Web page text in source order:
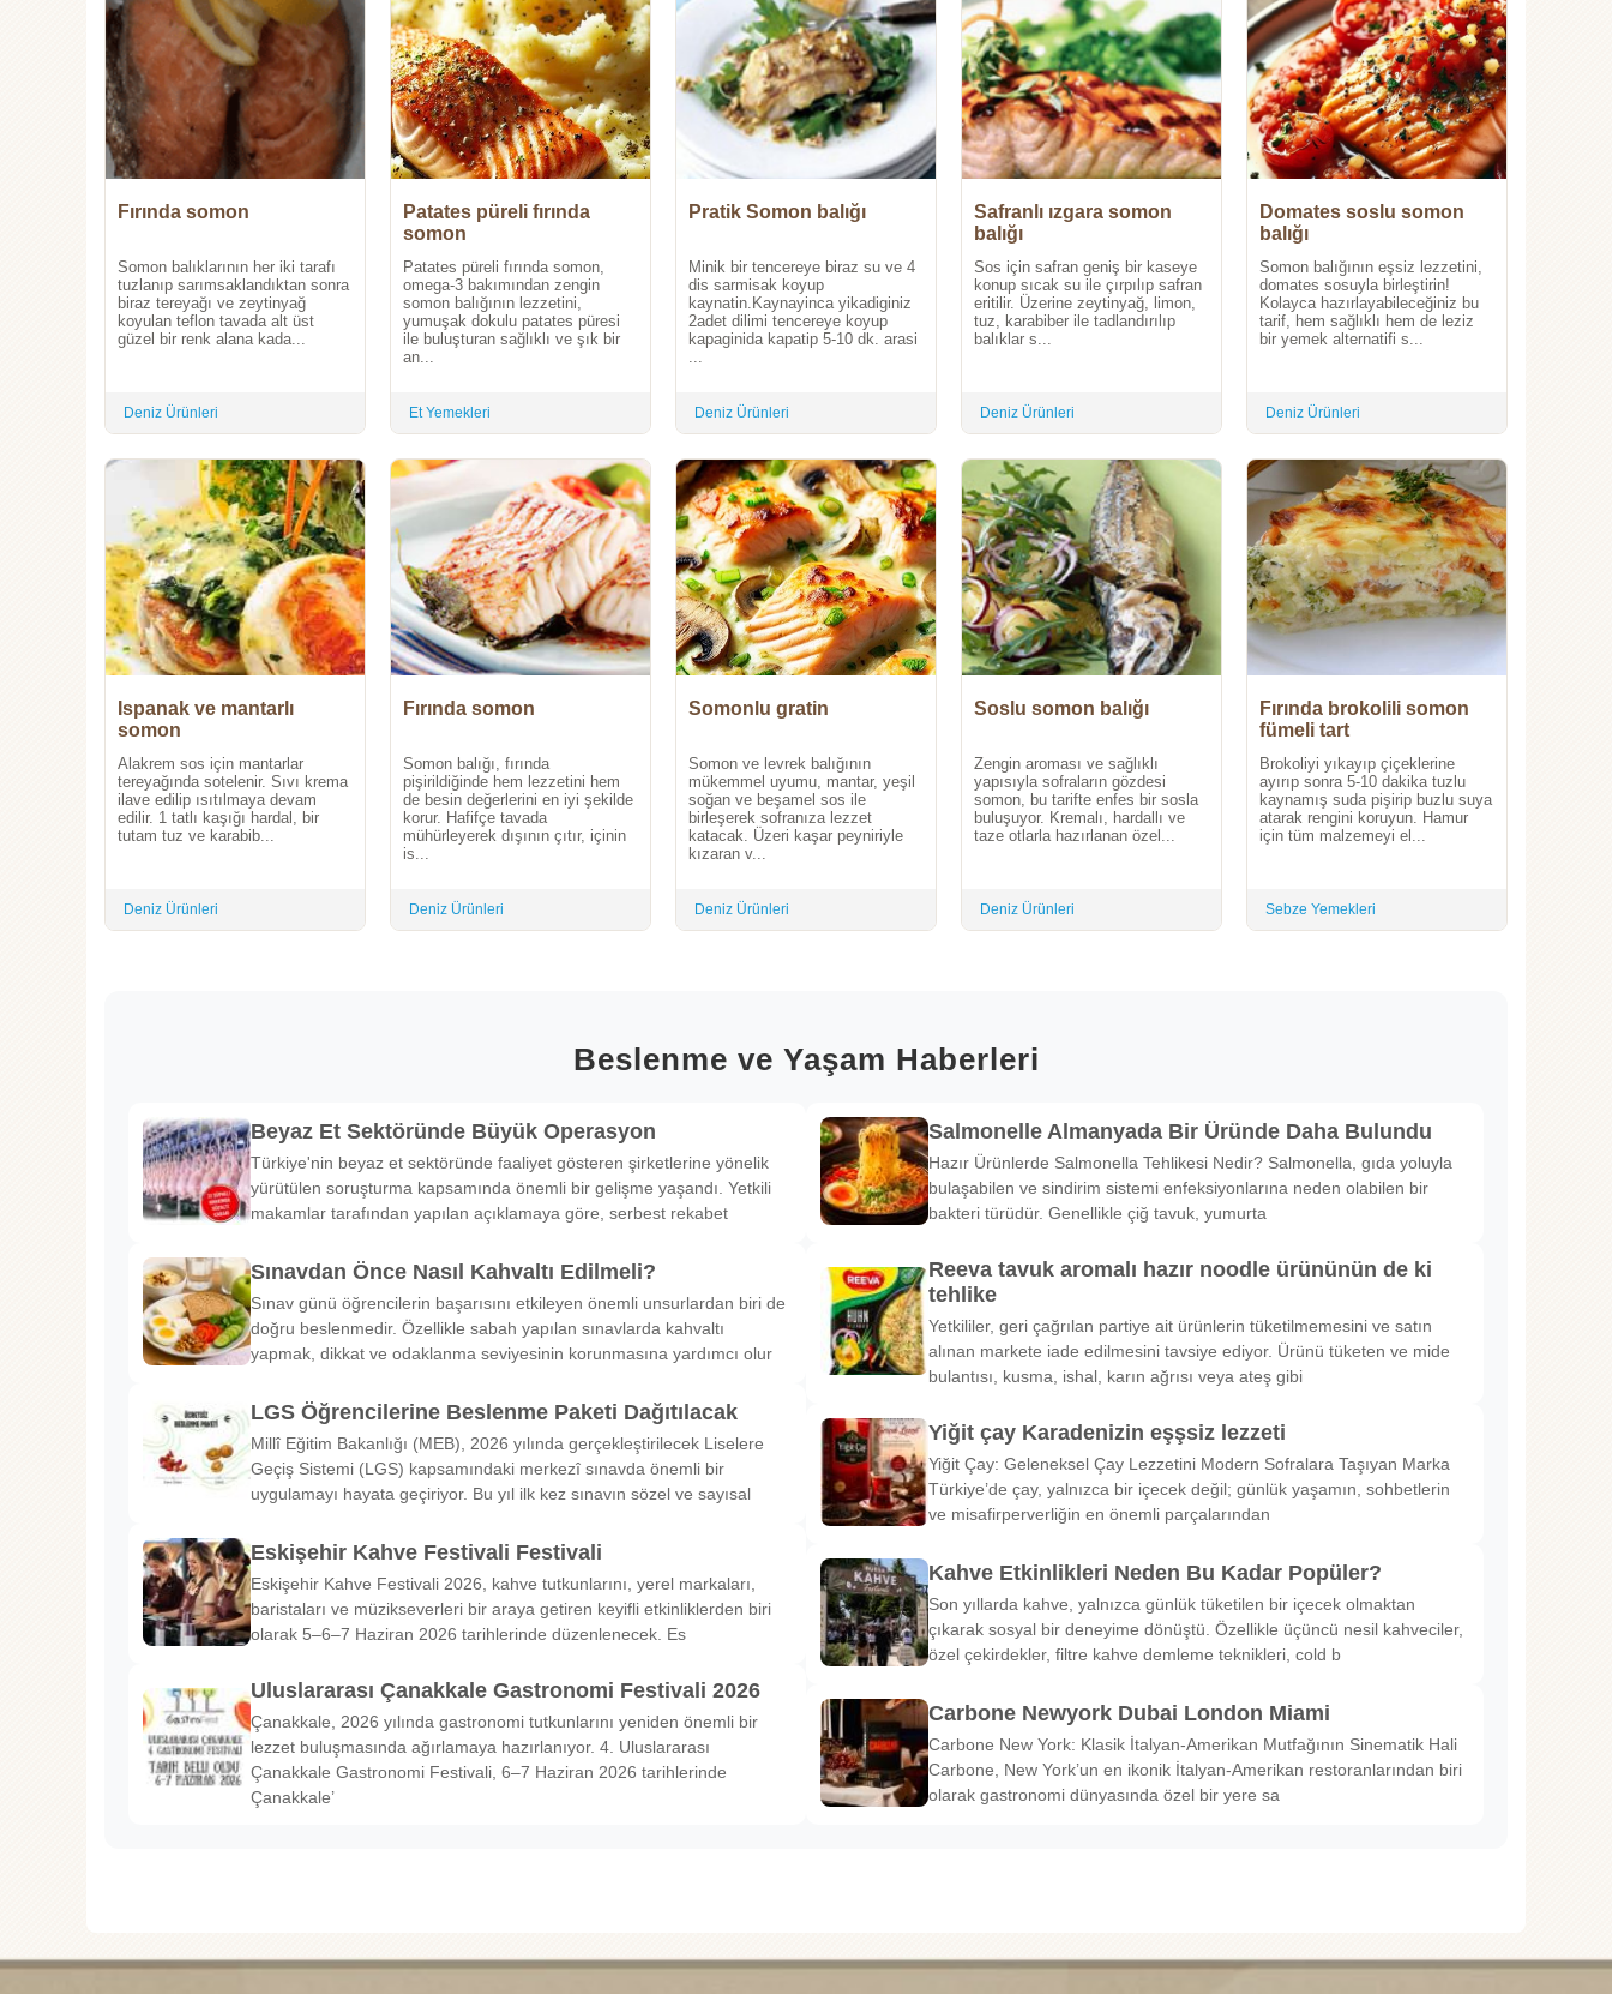
Fırında somon
Somon balıklarının her iki tarafı
tuzlanıp sarımsaklandıktan sonra
biraz tereyağı ve zeytinyağ
koyulan teflon tavada alt üst
güzel bir renk alana kada...
Deniz Ürünleri
Patates püreli fırında
somon
Patates püreli fırında somon,
omega-3 bakımından zengin
somon balığının lezzetini,
yumuşak dokulu patates püresi
ile buluşturan sağlıklı ve şık bir
an...
Et Yemekleri
Pratik Somon balığı
Minik bir tencereye biraz su ve 4
dis sarmisak koyup
kaynatin.Kaynayinca yikadiginiz
2adet dilimi tencereye koyup
kapaginida kapatip 5-10 dk. arasi
...
Deniz Ürünleri
Safranlı ızgara somon
balığı
Sos için safran geniş bir kaseye
konup sıcak su ile çırpılıp safran
eritilir. Üzerine zeytinyağ, limon,
tuz, karabiber ile tadlandırılıp
balıklar s...
Deniz Ürünleri
Domates soslu somon
balığı
Somon balığının eşsiz lezzetini,
domates sosuyla birleştirin!
Kolayca hazırlayabileceğiniz bu
tarif, hem sağlıklı hem de leziz
bir yemek alternatifi s...
Deniz Ürünleri
Ispanak ve mantarlı
somon
Alakrem sos için mantarlar
tereyağında sotelenir. Sıvı krema
ilave edilip ısıtılmaya devam
edilir. 1 tatlı kaşığı hardal, bir
tutam tuz ve karabib...
Deniz Ürünleri
Fırında somon
Somon balığı, fırında
pişirildiğinde hem lezzetini hem
de besin değerlerini en iyi şekilde
korur. Hafifçe tavada
mühürleyerek dışının çıtır, içinin
is...
Deniz Ürünleri
Somonlu gratin
Somon ve levrek balığının
mükemmel uyumu, mantar, yeşil
soğan ve beşamel sos ile
birleşerek sofranıza lezzet
katacak. Üzeri kaşar peyniriyle
kızaran v...
Deniz Ürünleri
Soslu somon balığı
Zengin aroması ve sağlıklı
yapısıyla sofraların gözdesi
somon, bu tarifte enfes bir sosla
buluşuyor. Kremalı, hardallı ve
taze otlarla hazırlanan özel...
Deniz Ürünleri
Fırında brokolili somon
fümeli tart
Brokoliyi yıkayıp çiçeklerine
ayırıp sonra 5-10 dakika tuzlu
kaynamış suda pişirip buzlu suya
atarak rengini koruyun. Hamur
için tüm malzemeyi el...
Sebze Yemekleri
Beslenme ve Yaşam Haberleri
Beyaz Et Sektöründe Büyük Operasyon
Türkiye'nin beyaz et sektöründe faaliyet gösteren şirketlerine yönelik
yürütülen soruşturma kapsamında önemli bir gelişme yaşandı. Yetkili
makamlar tarafından yapılan açıklamaya göre, serbest rekabet
Sınavdan Önce Nasıl Kahvaltı Edilmeli?
Sınav günü öğrencilerin başarısını etkileyen önemli unsurlardan biri de
doğru beslenmedir. Özellikle sabah yapılan sınavlarda kahvaltı
yapmak, dikkat ve odaklanma seviyesinin korunmasına yardımcı olur
LGS Öğrencilerine Beslenme Paketi Dağıtılacak
Millî Eğitim Bakanlığı (MEB), 2026 yılında gerçekleştirilecek Liselere
Geçiş Sistemi (LGS) kapsamındaki merkezî sınavda önemli bir
uygulamayı hayata geçiriyor. Bu yıl ilk kez sınavın sözel ve sayısal
Eskişehir Kahve Festivali Festivali
Eskişehir Kahve Festivali 2026, kahve tutkunlarını, yerel markaları,
baristaları ve müzikseverleri bir araya getiren keyifli etkinliklerden biri
olarak 5–6–7 Haziran 2026 tarihlerinde düzenlenecek. Es
Uluslararası Çanakkale Gastronomi Festivali 2026
Çanakkale, 2026 yılında gastronomi tutkunlarını yeniden önemli bir
lezzet buluşmasında ağırlamaya hazırlanıyor. 4. Uluslararası
Çanakkale Gastronomi Festivali, 6–7 Haziran 2026 tarihlerinde
Çanakkale’
Salmonelle Almanyada Bir Üründe Daha Bulundu
Hazır Ürünlerde Salmonella Tehlikesi Nedir? Salmonella, gıda yoluyla
bulaşabilen ve sindirim sistemi enfeksiyonlarına neden olabilen bir
bakteri türüdür. Genellikle çiğ tavuk, yumurta
Reeva tavuk aromalı hazır noodle ürününün de ki
tehlike
Yetkililer, geri çağrılan partiye ait ürünlerin tüketilmemesini ve satın
alınan markete iade edilmesini tavsiye ediyor. Ürünü tüketen ve mide
bulantısı, kusma, ishal, karın ağrısı veya ateş gibi
Yiğit çay Karadenizin eşşsiz lezzeti
Yiğit Çay: Geleneksel Çay Lezzetini Modern Sofralara Taşıyan Marka
Türkiye’de çay, yalnızca bir içecek değil; günlük yaşamın, sohbetlerin
ve misafirperverliğin en önemli parçalarından
Kahve Etkinlikleri Neden Bu Kadar Popüler?
Son yıllarda kahve, yalnızca günlük tüketilen bir içecek olmaktan
çıkarak sosyal bir deneyime dönüştü. Özellikle üçüncü nesil kahveciler,
özel çekirdekler, filtre kahve demleme teknikleri, cold b
Carbone Newyork Dubai London Miami
Carbone New York: Klasik İtalyan-Amerikan Mutfağının Sinematik Hali
Carbone, New York’un en ikonik İtalyan-Amerikan restoranlarından biri
olarak gastronomi dünyasında özel bir yere sa